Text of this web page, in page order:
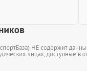
НЕ содержит
лицах, доступные в